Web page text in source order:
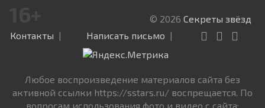
© 2026 Секреты звёзд
Контакты
Написать письмо
Любое воспроизведение материалов сайта без
активной ссылки https://sstars.ru/ воспрещается. По
вопросам использования фото и видео с сайта: